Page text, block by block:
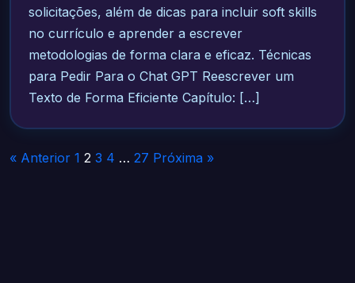
solicitações, além de dicas para incluir soft skills
no currículo e aprender a escrever
metodologias de forma clara e eficaz. Técnicas
para Pedir Para o Chat GPT Reescrever um
Texto de Forma Eficiente Capítulo: […]
Paginação
« Anterior 1 2 3 4 … 27 Próxima »